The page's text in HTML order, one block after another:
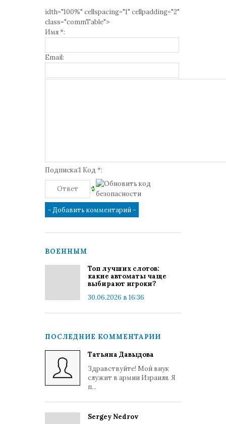
idth="100%" cellspacing="1" cellpadding="2"
class="commTable">
Имя *:
Email:
Подписка:1 Код *:
ВОЕННЫМ
Топ лучших слотов:
какие автоматы чаще
выбирают игроки?
30.06.2026 в 16:36
ПОСЛЕДНИЕ КОММЕНТАРИИ
Татьяна Давыдова
Здравствуйте! Мой внук
служит в армии Израиля. Я
п...
Sergey Nedrov